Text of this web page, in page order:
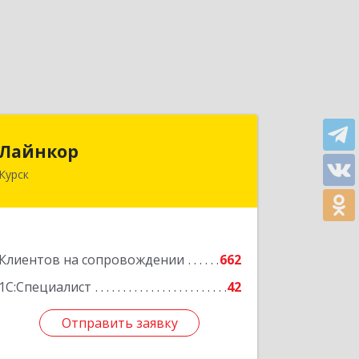
Курск
Клиентов на сопровождении
662
1С:Специалист
42
Отправить заявку
305021, Курская обл, Курск г, Победы
Отправить заявку